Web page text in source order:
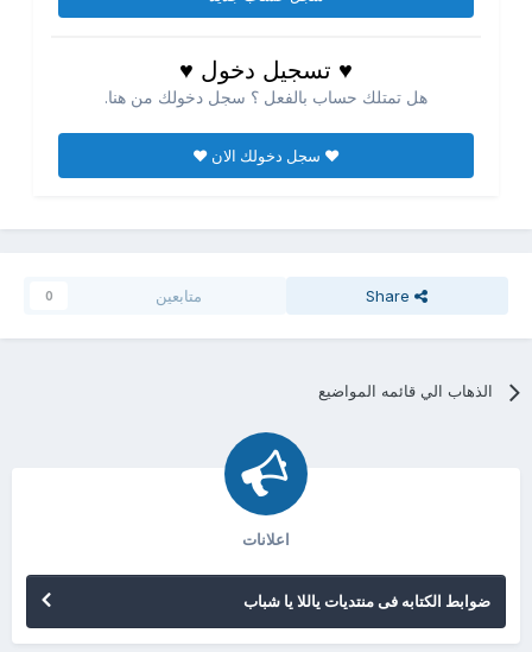
♥ تسجيل دخول ♥
هل تمتلك حساب بالفعل ؟ سجل دخولك من هنا.
♥ سجل دخولك الان ♥
Share متابعين 0
الذهاب الي قائمه المواضيع
اعلانات
ضوابط الكتابه فى منتديات ياللا يا شباب